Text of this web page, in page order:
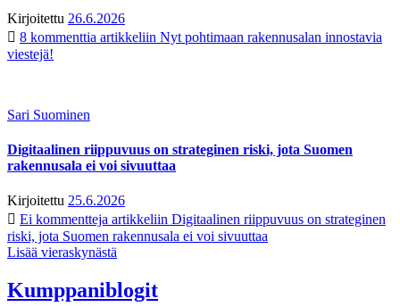
Kirjoitettu 26.6.2026
8 kommenttia artikkeliin Nyt pohtimaan rakennusalan innostavia
viestejä!
Sari Suominen
Digitaalinen riippuvuus on strateginen riski, jota Suomen
rakennusala ei voi sivuuttaa
Kirjoitettu 25.6.2026
Ei kommentteja artikkeliin Digitaalinen riippuvuus on strateginen
riski, jota Suomen rakennusala ei voi sivuuttaa
Lisää vieraskynästä
Kumppaniblogit